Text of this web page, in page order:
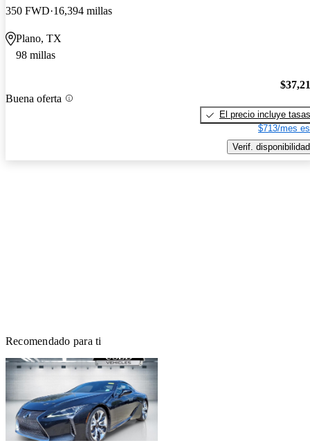
350 FWD 16,394 millas
Plano, TX
98 millas
Buena oferta
El precio incluye tasas
$713/mes
Verif. disponibilidad
Recomendado para ti